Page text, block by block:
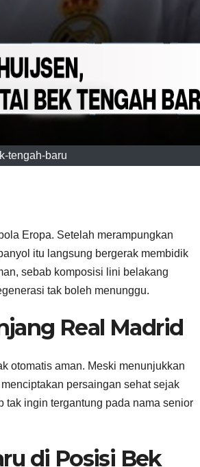
tengah-baru
Eropa. Setelah merampungkan
itu langsung bergerak membidik
sebab komposisi lini belakang
tak boleh menunggu.
Real Madrid
otomatis aman. Meski menunjukkan
persaingan sehat sejak
ingin tergantung pada nama senior
di Posisi Bek